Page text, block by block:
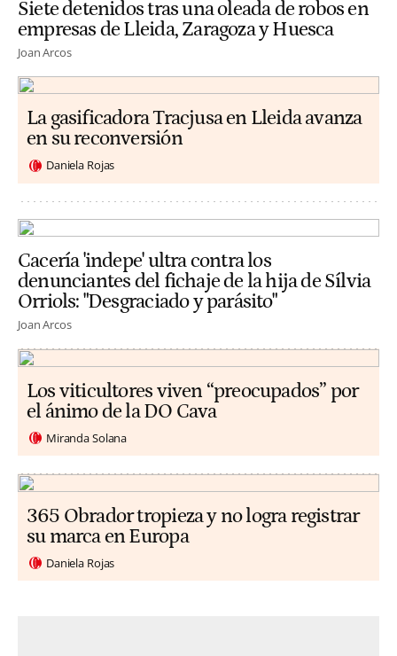
Siete detenidos tras una oleada de robos en
empresas de Lleida, Zaragoza y Huesca
Joan Arcos
La gasificadora Tracjusa en Lleida avanza
en su reconversión
Daniela Rojas
Cacería 'indepe' ultra contra los
denunciantes del fichaje de la hija de Sílvia
Orriols: "Desgraciado y parásito"
Joan Arcos
Los viticultores viven “preocupados” por
el ánimo de la DO Cava
Miranda Solana
365 Obrador tropieza y no logra registrar
su marca en Europa
Daniela Rojas